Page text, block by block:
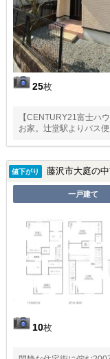
25枚
【CENTURY21富士ハ
お家。辻堂駅よりバス
値下がり 藤沢市大庭の
一戸建て
10枚